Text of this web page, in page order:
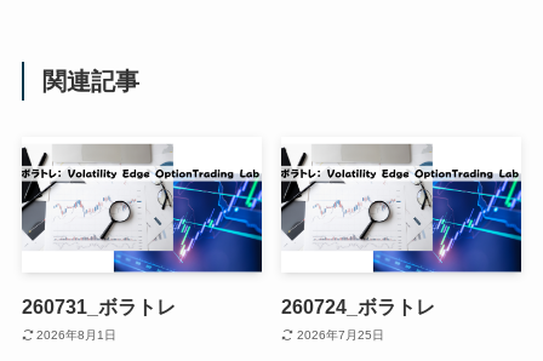
関連記事
260731_ボラトレ
2026年8月1日
260724_ボラトレ
2026年7月25日